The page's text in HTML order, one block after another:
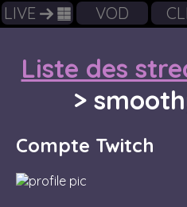
LIVE VOD
Liste des
>
Compte Twitch